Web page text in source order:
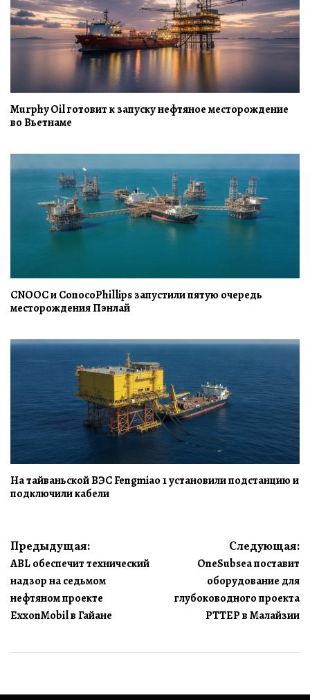
Murphy Oil готовит к запуску нефтяное месторождение
во Вьетнаме
CNOOC и ConocoPhillips запустили пятую очередь
месторождения Пэнлай
На тайваньской ВЭС Fengmiao 1 установили подстанцию и
подключили кабели
Навигация
по
записям
Предыдущая:
ABL обеспечит технический
надзор на седьмом
нефтяном проекте
ExxonMobil в Гайане
Следующая:
OneSubsea поставит
оборудование для
глубоководного проекта
PTTEP в Малайзии